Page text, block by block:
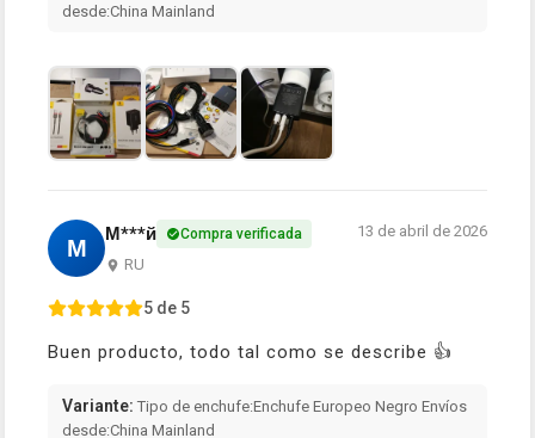
desde:China Mainland
М М***й Compra verificada
RU
13 de abril de 2026
5 de 5
Buen producto, todo tal como se describe 👍
Variante: Tipo de enchufe:Enchufe Europeo Negro Envíos
desde:China Mainland